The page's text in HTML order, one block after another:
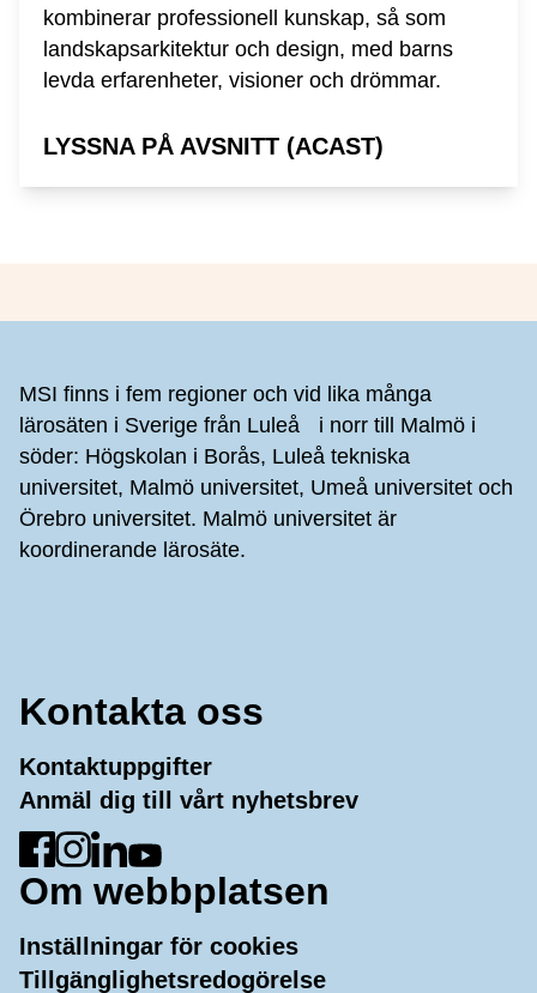
kombinerar professionell kunskap, så som
landskapsarkitektur och design, med barns
levda erfarenheter, visioner och drömmar.
LYSSNA PÅ AVSNITT (ACAST)
MSI finns i fem regioner och vid lika många
lärosäten i Sverige från Luleå i norr till Malmö i
söder: Högskolan i Borås, Luleå tekniska
universitet, Malmö universitet, Umeå universitet och
Örebro universitet. Malmö universitet är
koordinerande lärosäte.
Kontakta oss
Kontaktuppgifter
Anmäl dig till vårt nyhetsbrev
Gå till Facebook
Gå till Instagram
Gå till LinkedIn
Gå till YouTube
Om webbplatsen
Inställningar för cookies
Tillgänglighetsredogörelse